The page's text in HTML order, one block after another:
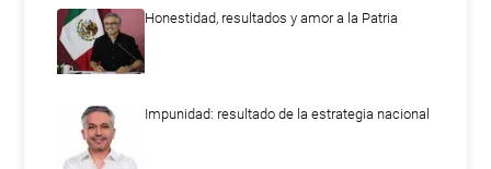
Honestidad, resultados y amor a la Patria
Impunidad: resultado de la estrategia nacional